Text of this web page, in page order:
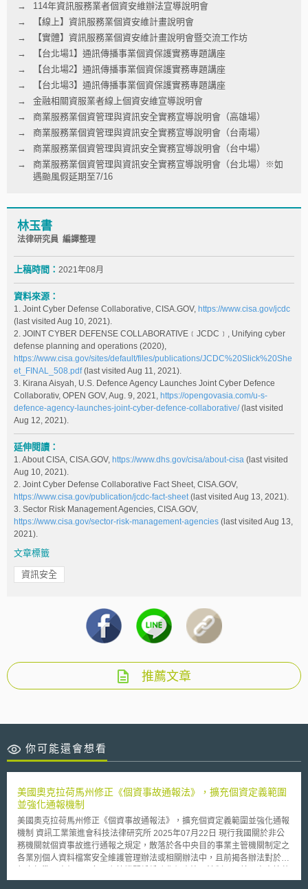
114年資訊服務業者個資安維辦法宣導說明會
【線上】資訊服務業個資安維計畫說明會
【實體】資訊服務業個資安維計畫說明會暨交流工作坊
【台北場1】通訊傳播事業個資保護實務專題講座
【台北場2】通訊傳播事業個資保護實務專題講座
【台北場3】通訊傳播事業個資保護實務專題講座
金融相關資服業者線上個資安維宣導說明會
商業服務業個資管理與資訊安全實務宣導說明會（高雄場）
商業服務業個資管理與資訊安全實務宣導說明會（台南場）
商業服務業個資管理與資訊安全實務宣導說明會（台中場）
商業服務業個資管理與資訊安全實務宣導說明會（台北場）※如
遇颱風假延期至7/16
林玉書
法律研究員 編譯整理
上稿時間： 2021年08月
資料來源：
1. Joint Cyber Defense Collaborative, CISA.GOV, https://www.cisa.gov/jcdc
(last visited Aug 10, 2021).
2. JOINT CYBER DEFENSE COLLABORATIVE﹝JCDC﹞, Unifying cyber
defense planning and operations (2020),
https://www.cisa.gov/sites/default/files/publications/JCDC%20Slick%20She
et_FINAL_508.pdf(last visited Aug 11, 2021).
3. Kirana Aisyah, U.S. Defence Agency Launches Joint Cyber Defence
Collaborativ, OPEN GOV, Aug. 9, 2021, https://opengovasia.com/u-s-
defence-agency-launches-joint-cyber-defence-collaborative/(last visited
Aug 12, 2021).
延伸閱讀：
1. About CISA, CISA.GOV, https://www.dhs.gov/cisa/about-cisa (last visited
Aug 10, 2021).
2. Joint Cyber Defense Collaborative Fact Sheet, CISA.GOV,
https://www.cisa.gov/publication/jcdc-fact-sheet(last visited Aug 13, 2021).
3. Sector Risk Management Agencies, CISA.GOV,
https://www.cisa.gov/sector-risk-management-agencies (last visited Aug 13,
2021).
文章標籤
資訊安全
推薦文章
你可能還會想看
美國奧克拉荷馬州修正《個資事故通報法》，擴充個資定義範圍
並強化通報機制
美國奧克拉荷馬州修正《個資事故通報法》，擴充個資定義範圍並強化通報
機制 資訊工業策進會科技法律研究所 2025年07月22日 現行我國關於非公
務機關就個資事故進行通報之規定，散落於各中央目的事業主管機關制定之
各業別個人資料檔案安全維護管理辦法或相關辦法中，且前揭各辦法對於通
馬州修正關於個人資料定義、適當防護措施及個資事故通報機制等事項，以